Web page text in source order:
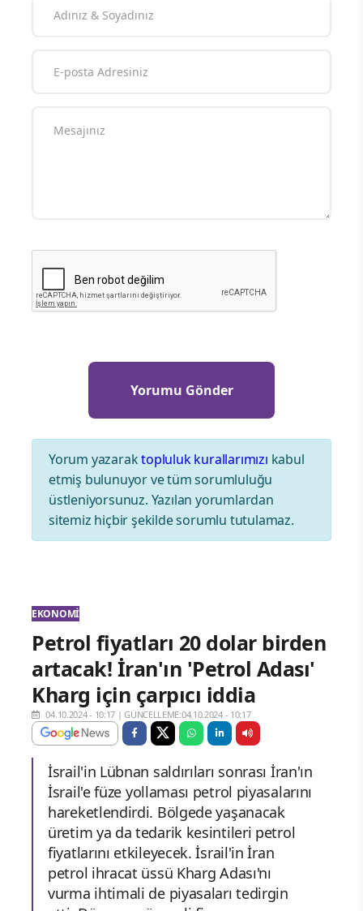
Yorum yazaraktopluluk kurallarımızı kabul
etmiş bulunuyor ve tüm sorumluluğu
üstleniyorsunuz. Yazılan yorumlardan
sitemiz hiçbir şekilde sorumlu tutulamaz.
EKONOMI
Petrol fiyatları 20 dolar birden
artacak! İran'ın 'Petrol Adası'
Kharg için çarpıcı iddia
04.10.2024 - 10:17 |GÜNCELLEME:04.10.2024 - 10:17
İsrail'in Lübnan saldırıları sonrası İran'ın
İsrail'e füze yollaması petrol piyasalarını
hareketlendirdi. Bölgede yaşanacak
üretim ya da tedarik kesintileri petrol
fiyatlarını etkileyecek. İsrail'in İran
petrol ihracat üssü Kharg Adası'nı
vurma ihtimali de piyasaları tedirgin